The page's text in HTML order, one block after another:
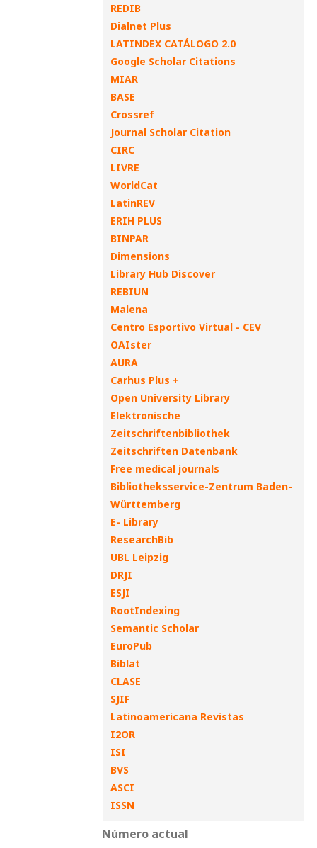
REDIB
Dialnet Plus
LATINDEX CATÁLOGO 2.0
Google Scholar Citations
MIAR
BASE
Crossref
Journal Scholar Citation
CIRC
LIVRE
WorldCat
LatinREV
ERIH PLUS
BINPAR
Dimensions
Library Hub Discover
REBIUN
Malena
Centro Esportivo Virtual - CEV
OAIster
AURA
Carhus Plus +
Open University Library
Elektronische
Zeitschriftenbibliothek
Zeitschriften Datenbank
Free medical journals
Bibliotheksservice-Zentrum Baden-
Württemberg
E- Library
ResearchBib
UBL Leipzig
DRJI
ESJI
RootIndexing
Semantic Scholar
EuroPub
Biblat
CLASE
SJIF
Latinoamericana Revistas
I2OR
ISI
BVS
ASCI
ISSN
Número actual